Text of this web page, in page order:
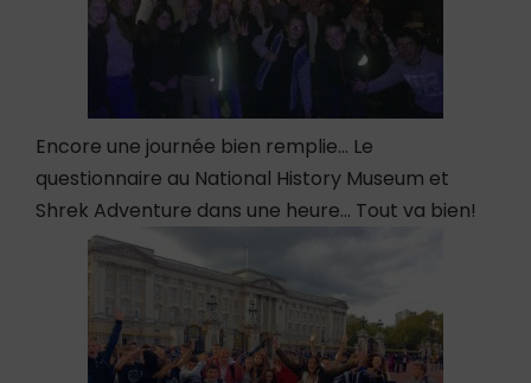
Encore une journée bien remplie… Le
questionnaire au National History Museum et
Shrek Adventure dans une heure… Tout va bien!